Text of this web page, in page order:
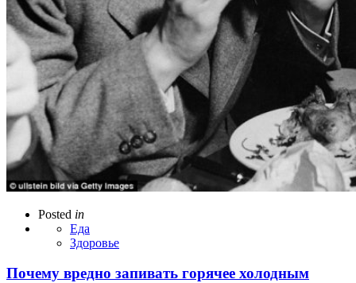
Posted in
Еда
Здоровье
Почему вредно запивать горячее холодным